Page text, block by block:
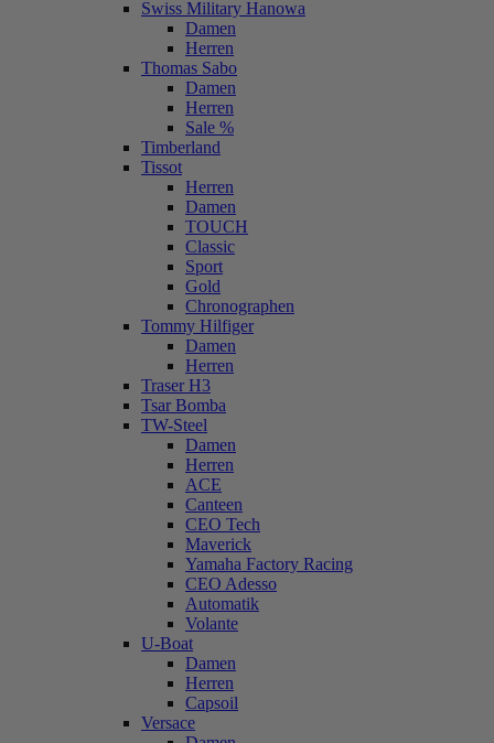
Swiss Military Hanowa
Damen
Herren
Thomas Sabo
Damen
Herren
Sale %
Timberland
Tissot
Herren
Damen
TOUCH
Classic
Sport
Gold
Chronographen
Tommy Hilfiger
Damen
Herren
Traser H3
Tsar Bomba
TW-Steel
Damen
Herren
ACE
Canteen
CEO Tech
Maverick
Yamaha Factory Racing
CEO Adesso
Automatik
Volante
U-Boat
Damen
Herren
Capsoil
Versace